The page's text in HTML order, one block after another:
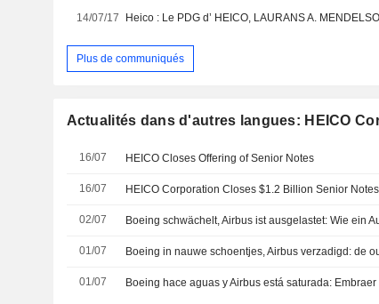
14/07/17
Plus de communiqués
Actualités dans d'autres langues: HEICO
16/07 HEICO Closes Offering of Senior Notes
16/07 HEICO Corporation Closes $1.2 Billion Senior
02/07 Boeing schwächelt, Airbus ist ausgelastet: Wie ein
01/07 Boeing in nauwe schoentjes, Airbus verzadigd: de
01/07 Boeing hace aguas y Airbus está saturada: